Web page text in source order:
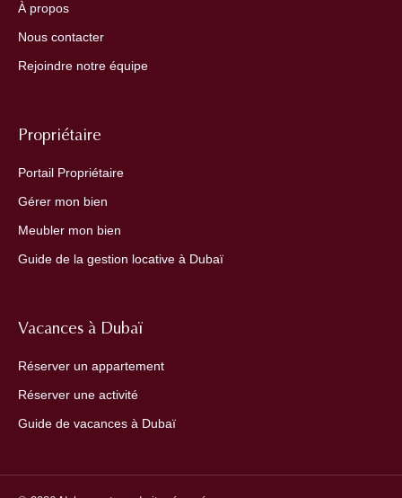
À propos
Nous contacter
Rejoindre notre équipe
Propriétaire
Portail Propriétaire
Gérer mon bien
Meubler mon bien
Guide de la gestion locative à Dubaï
Vacances à Dubaï
Réserver un appartement
Réserver une activité
Guide de vacances à Dubaï